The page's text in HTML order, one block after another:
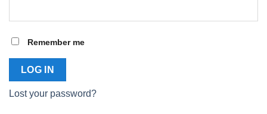
Remember me
LOG IN
Lost your password?